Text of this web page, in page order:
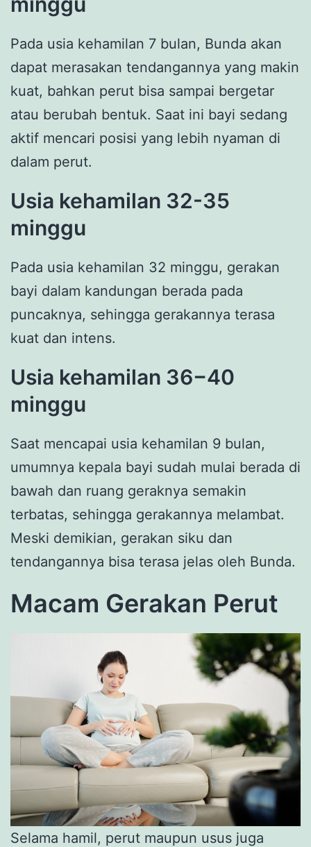
Pada usia kehamilan 7 bulan, Bunda akan
dapat merasakan tendangannya yang makin
kuat, bahkan perut bisa sampai bergetar
atau berubah bentuk. Saat ini bayi sedang
aktif mencari posisi yang lebih nyaman di
dalam perut.
Usia kehamilan 32-35
minggu
Pada usia kehamilan 32 minggu, gerakan
bayi dalam kandungan berada pada
puncaknya, sehingga gerakannya terasa
kuat dan intens.
Usia kehamilan 36−40
minggu
Saat mencapai usia kehamilan 9 bulan,
umumnya kepala bayi sudah mulai berada di
bawah dan ruang geraknya semakin
terbatas, sehingga gerakannya melambat.
Meski demikian, gerakan siku dan
tendangannya bisa terasa jelas oleh Bunda.
Macam Gerakan Perut
Selama hamil, perut maupun usus juga